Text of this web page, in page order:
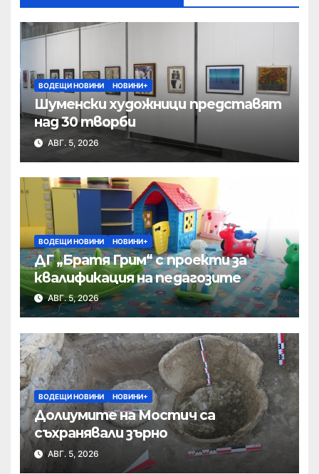
ВОДЕЩИ НОВИНИ НОВИНИ+
Шуменски художници представят
над 30 творби
АВГ. 5, 2026
ВОДЕЩИ НОВИНИ НОВИНИ+
ДГ „Братя Грим“ с проекти за
квалификация на педагозите
АВГ. 5, 2026
ВОДЕЩИ НОВИНИ НОВИНИ+
Долиумите на Мостич са
съхранявали зърно
АВГ. 5, 2026